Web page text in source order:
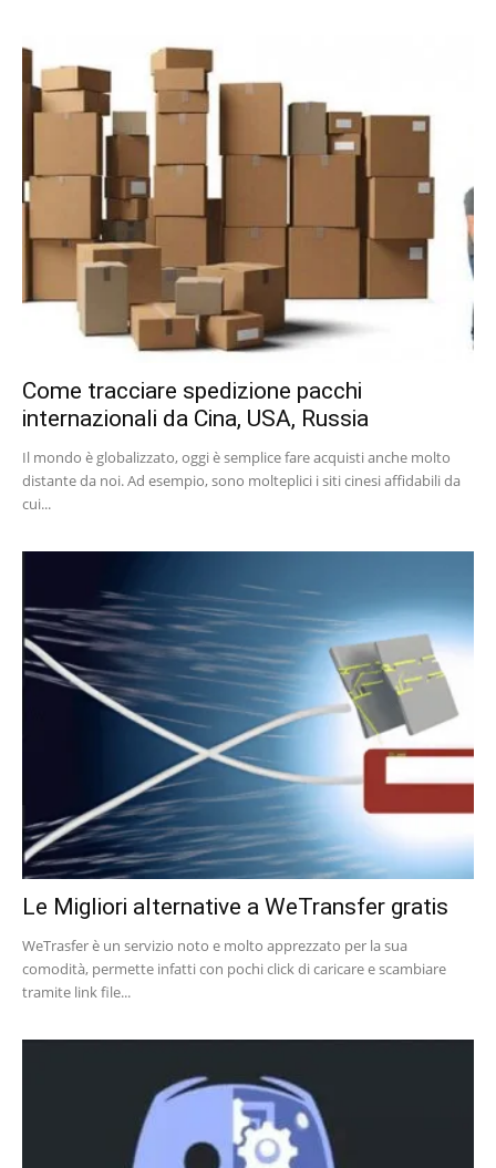
Come tracciare spedizione pacchi
internazionali da Cina, USA, Russia
Il mondo è globalizzato, oggi è semplice fare acquisti anche molto
distante da noi. Ad esempio, sono molteplici i siti cinesi affidabili da
cui...
Le Migliori alternative a WeTransfer gratis
WeTrasfer è un servizio noto e molto apprezzato per la sua
comodità, permette infatti con pochi click di caricare e scambiare
tramite link file...